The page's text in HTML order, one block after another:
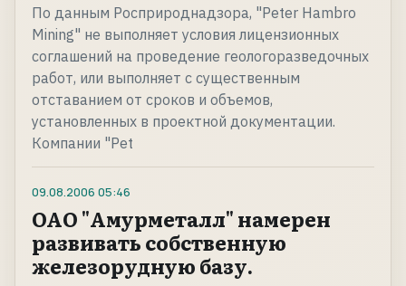
По данным Росприроднадзора, "Peter Hambro
Mining" не выполняет условия лицензионных
соглашений на проведение геологоразведочных
работ, или выполняет с существенным
отставанием от сроков и объемов,
установленных в проектной документации.
Компании "Pet
09.08.2006 05:46
ОАО "Амурметалл" намерен
развивать собственную
железорудную базу.